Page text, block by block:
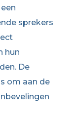
sprekers
hun
De
om aan de